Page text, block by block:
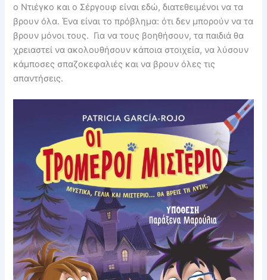
ο Ντιέγκο και ο Σέργουφ είναι εδώ, διατεθειμένοι να τα
βρουν όλα. Ένα είναι το πρόβλημα: ότι δεν μπορούν να τα
βρουν μόνοι τους. Για να τους βοηθήσουν, τα παιδιά θα
χρειαστεί να ακολουθήσουν κάποια στοιχεία, να λύσουν
κάμποσες σπαζοκεφαλιές και να βρουν όλες τις
απαντήσεις.